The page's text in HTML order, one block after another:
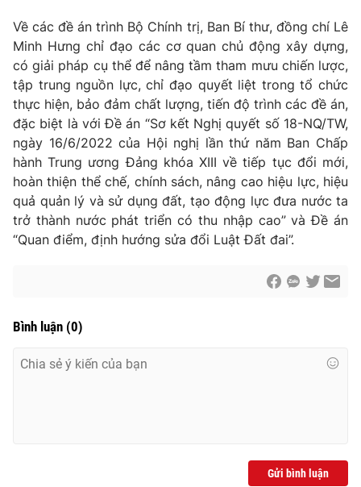
Về các đề án trình Bộ Chính trị, Ban Bí thư, đồng chí Lê
Minh Hưng chỉ đạo các cơ quan chủ động xây dựng,
có giải pháp cụ thể để nâng tầm tham mưu chiến lược,
tập trung nguồn lực, chỉ đạo quyết liệt trong tổ chức
thực hiện, bảo đảm chất lượng, tiến độ trình các đề án,
đặc biệt là với Đề án “Sơ kết Nghị quyết số 18-NQ/TW,
ngày 16/6/2022 của Hội nghị lần thứ năm Ban Chấp
hành Trung ương Đảng khóa XIII về tiếp tục đổi mới,
hoàn thiện thể chế, chính sách, nâng cao hiệu lực, hiệu
quả quản lý và sử dụng đất, tạo động lực đưa nước ta
trở thành nước phát triển có thu nhập cao” và Đề án
“Quan điểm, định hướng sửa đổi Luật Đất đai”.
Bình luận (0)
Gửi bình luận